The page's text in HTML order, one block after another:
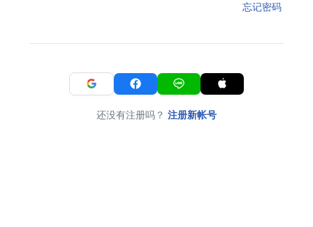
忘记密码
还没有注册吗？ 注册新帐号